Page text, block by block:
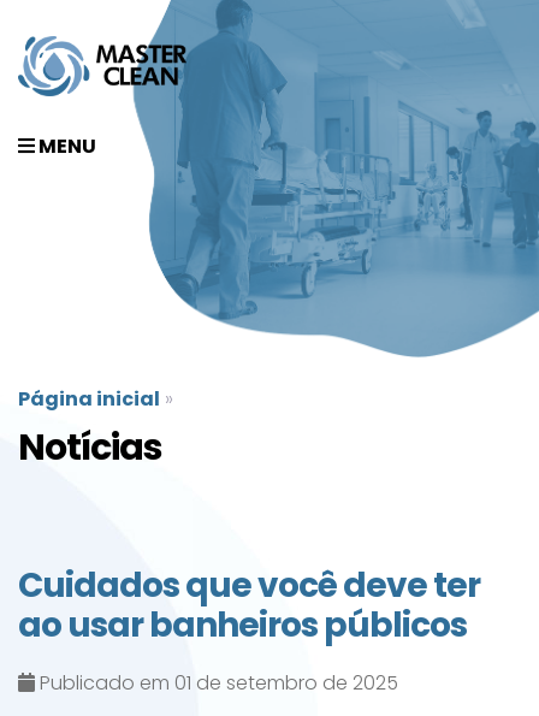
MENU
Página inicial »
Notícias
Cuidados que você deve ter
ao usar banheiros públicos
Publicado em 01 de setembro de 2025